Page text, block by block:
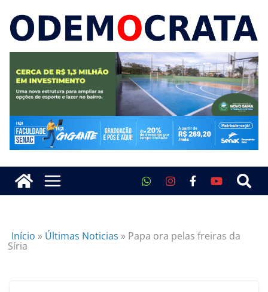
Início » Últimas Noticias » Papa ora pelas freiras da
Síria